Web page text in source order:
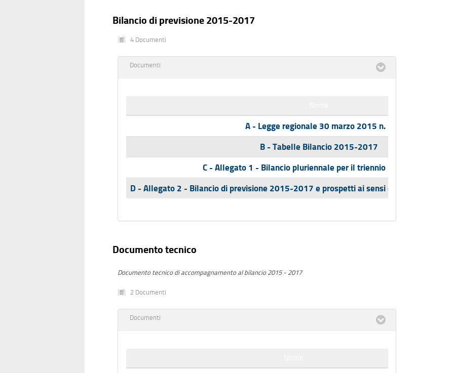
Bilancio di previsione 2015-2017
4 Documenti
Documenti
A - Legge regionale 30 marzo 2015 n. 7
B - Tabelle Bilancio 2015-2017
C - Allegato 1 - Bilancio pluriennale per il triennio 2015 - 2017
D - Allegato 2 - Bilancio di previsione 2015-2017 e prospetti ai sensi dell'art. 11 del
Documento tecnico
Documento tecnico di accompagnamento al bilancio 2015 - 2017
2 Documenti
Documenti